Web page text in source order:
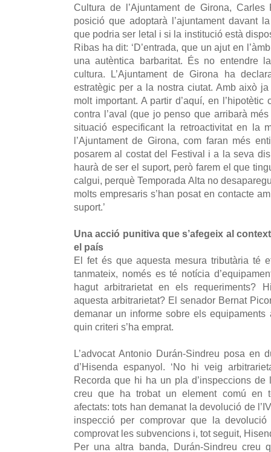
Cultura de l’Ajuntament de Girona,
posició que adoptarà l’ajuntament davant
que podria ser letal i si la institució està
Ribas ha dit: ‘D’entrada, que un ajut en
una autèntica barbaritat. És no entendre
cultura. L’Ajuntament de Girona ha
estratègic per a la nostra ciutat. Amb això
molt important. A partir d’aquí, en
contra l’aval (que jo penso que arribarà
situació especificant la retroactivitat en la
l’Ajuntament de Girona, com faran més
posarem al costat del Festival i a la seva
haurà de ser el suport, però farem el que
calgui, perquè Temporada Alta no
molts empresaris s’han posat en contacte
suport.’
Una acció punitiva que s’afegeix al
el país
El fet és que aquesta mesura tributària té
tanmateix, només es té notícia
hagut arbitrarietat en els requeriments?
aquesta arbitrarietat? El senador Bernat
demanar un informe sobre els equipaments
quin criteri s’ha emprat.
L’advocat Antonio Durán-Sindreu posa en
d’Hisenda espanyol. ‘No hi veig
Recorda que hi ha un pla d’inspeccions
creu que ha trobat un element comú en
afectats: tots han demanat la devolució de
inspecció per comprovar que la
comprovat les subvencions i, tot seguit,
Per una altra banda, Durán-Sindreu creu